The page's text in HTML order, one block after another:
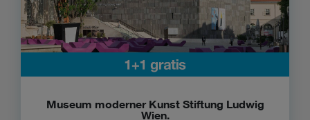
Museum moderner Kunst Stiftung Ludwig
Wien.